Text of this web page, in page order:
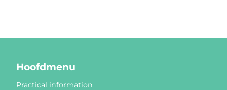
Hoofdmenu
Practical information